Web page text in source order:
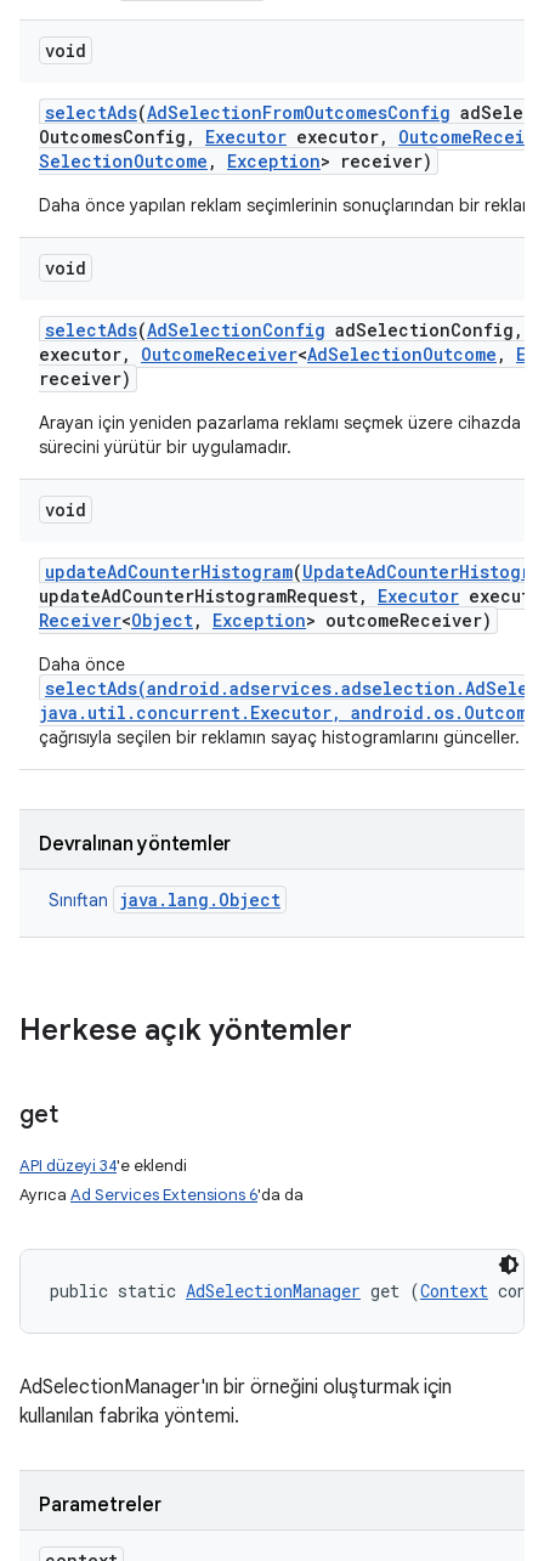
void
selectAds(AdSelectionFromOutcomesConfig ad
OutcomesConfig , Executor executor, Outcome
SelectionOutcome , Exception> receiver)
Daha önce yapılan reklam seçimlerinin sonuçlarından bir reklam
void
selectAds(AdSelectionConfig adSelectionConfig ,
executor, OutcomeReceiver<AdSelectionOutcome ,
receiver)
Arayan için yeniden pazarlama reklamı seçmek üzere cihazda
sürecini yürütür bir uygulamadır.
void
updateAdCounterHistogram(UpdateAdCounter
updateAdCounterHistogramRequest, Executor
Receiver<Object, Exception> outcomeReceiver)
Daha önce
java.util.concurrent.Executor,
çağrısıyla seçilen bir reklamın sayaç histogramlarını günceller.
Devralınan yöntemler
Sınıftan java.lang.Object
Herkese açık yöntemler
get
API düzeyi 34'e eklendi
Ayrıca Ad Services Extensions 6'da da
public static AdSelectionManager get (Context
AdSelectionManager'ın bir örneğini oluşturmak için
kullanılan fabrika yöntemi.
Parametreler